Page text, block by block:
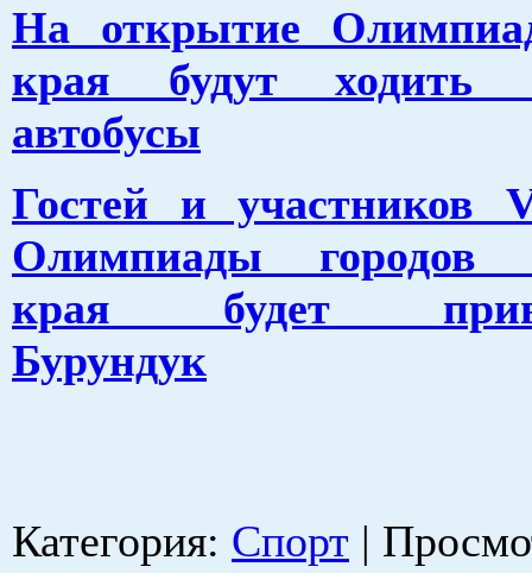
На открытие
края будут ходить
автобусы
Гостей и участников
Олимпиады городов
края будет
Бурундук
Категория: Спорт |